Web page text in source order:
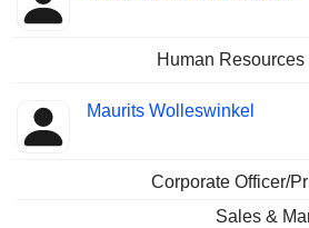
Human Resources
Maurits Wolleswinkel
Corporate Officer/
Sales &